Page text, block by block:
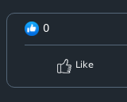
0
Like